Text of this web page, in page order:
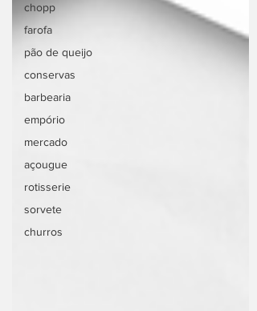
chopp
farofa
pão de queijo
conservas
barbearia
empório
mercado
açougue
rotisserie
sorvete
churros